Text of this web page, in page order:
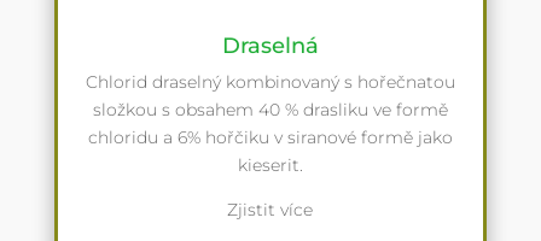
Draselná
Chlorid draselný kombinovaný s hořečnatou
složkou s obsahem 40 % drasliku ve formě
chloridu a 6% hořčiku v siranové formě jako
kieserit.
Zjistit více